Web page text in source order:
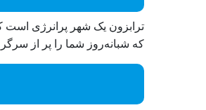
ترابزون یک شهر پرانرژی است
که شبانه‌روز شما را پر از